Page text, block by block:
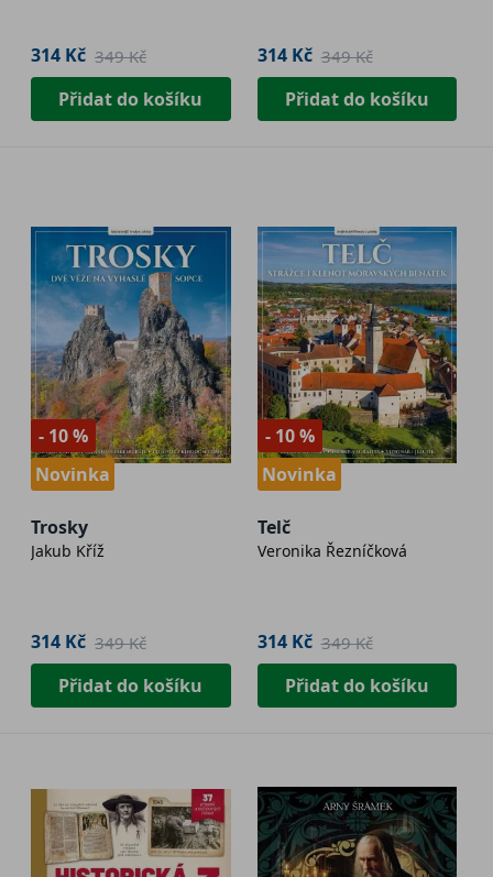
314 Kč 349 Kč
Přidat do košíku
314 Kč 349 Kč
Přidat do košíku
- 10 %
Novinka
Trosky
Jakub Kříž
314 Kč 349 Kč
Přidat do košíku
- 10 %
Novinka
Telč
Veronika Řezníčková
314 Kč 349 Kč
Přidat do košíku